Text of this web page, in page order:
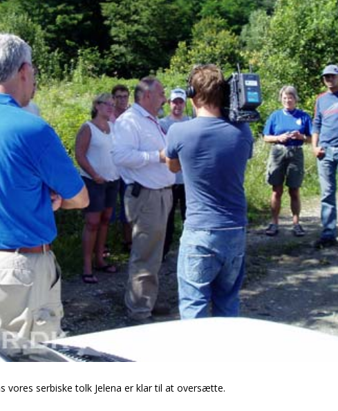
vores serbiske tolk Jelena er klar til at oversætte.